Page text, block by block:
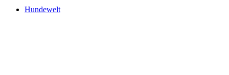
Hundewelt